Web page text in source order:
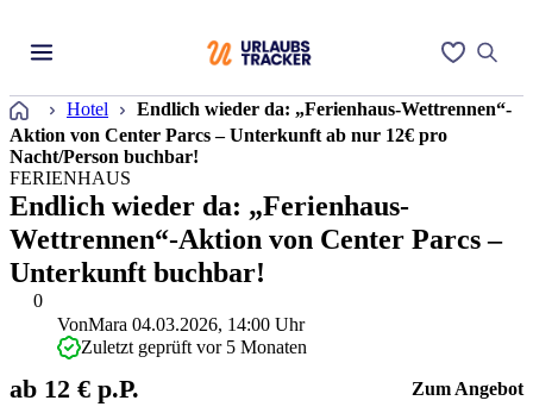
Startseite
Hotel
Endlich wieder da: „Ferienhaus-Wettrennen“-
Aktion von Center Parcs – Unterkunft ab nur 12€ pro
Nacht/Person buchbar!
0
FERIENHAUS
Endlich wieder da: „Ferienhaus-
Wettrennen“-Aktion von Center Parcs –
Unterkunft buchbar!
VonMara 04.03.2026, 14:00 Uhr
Zuletzt geprüft vor 5 Monaten
ab 12 € p.P. Zum Angebot